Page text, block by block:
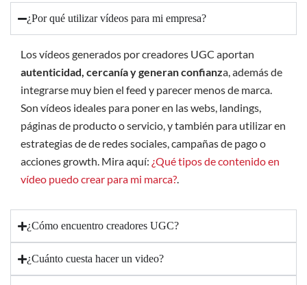
¿Por qué utilizar vídeos para mi empresa?
Los vídeos generados por creadores UGC aportan
autenticidad, cercanía y generan confianza, además de
integrarse muy bien el feed y parecer menos de marca.
Son vídeos ideales para poner en las webs, landings,
páginas de producto o servicio, y también para utilizar en
estrategias de de redes sociales, campañas de pago o
acciones growth. Mira aquí: ¿Qué tipos de contenido en
vídeo puedo crear para mi marca?.
¿Cómo encuentro creadores UGC?
¿Cuánto cuesta hacer un video?